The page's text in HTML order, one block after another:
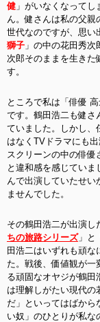
健 」がいなくなって
ん。健さんは私の父親
世代なのですが、思い
獅子 」の中の花田秀
次郎そのままを生きた
す。
ところで私は「俳優
です。鶴田浩二も健さ
ていました。しかし、
はなくTVドラマにも
スクリーンの中の俳優
と違和感を感じてい
んで出演していたせい
ませんでした。
その鶴田浩二が出演し
ちの旅路シリーズ」と
田浩二はいずれも頑な
た。戦後、価値観が一
る頑固なオヤジが鶴田
は理解しがたい現代の
だ」といってはばから
い奴」のひとりが私な